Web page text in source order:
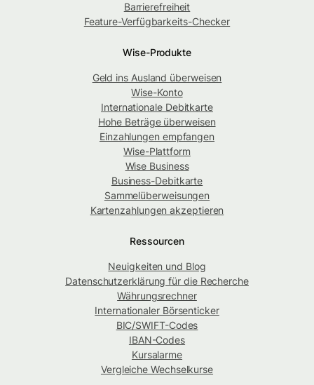
Barrierefreiheit
Feature-Verfügbarkeits-Checker
Wise-Produkte
Geld ins Ausland überweisen
Wise-Konto
Internationale Debitkarte
Hohe Beträge überweisen
Einzahlungen empfangen
Wise-Plattform
Wise Business
Business-Debitkarte
Sammelüberweisungen
Kartenzahlungen akzeptieren
Ressourcen
Neuigkeiten und Blog
Datenschutzerklärung für die Recherche
Währungsrechner
Internationaler Börsenticker
BIC/SWIFT-Codes
IBAN-Codes
Kursalarme
Vergleiche Wechselkurse